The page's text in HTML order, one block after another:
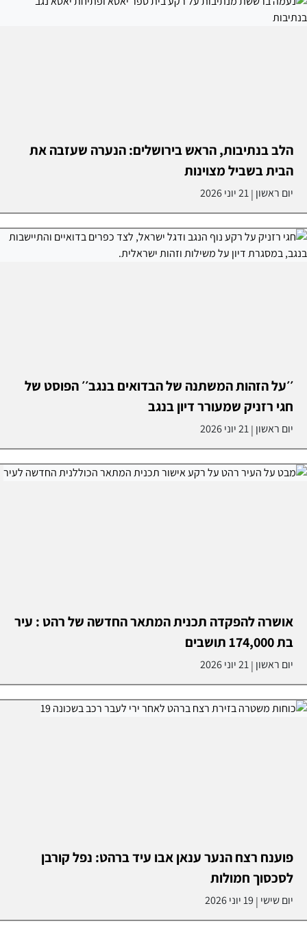
הלב בנתיבות, הראש בירושלים: הנערה שעזבה את
הבית בשביל מצוינות
יום ראשון |21 יוני 2026
׳׳על הזהות המשתנה של הבדואים בנגב׳׳ הפוסט של
חגי רזניק שמעורר דיון בנגב
יום ראשון |21 יוני 2026
אושרה להפקדה תכנית המתאר החדשה של רהט : עיר
בת 174,000 תושבים
יום ראשון |21 יוני 2026
פוענח רצח הנער ענאן אבו עיד ברהט: נפל קורבן
לסכסוך חמולות
יום שישי | 19 יוני 2026